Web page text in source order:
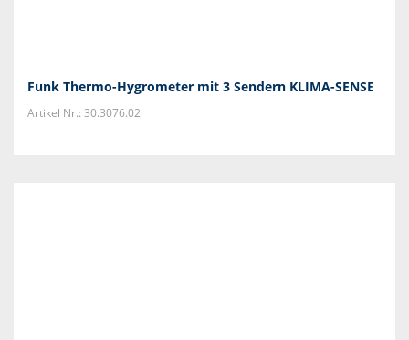
Funk Thermo-Hygrometer mit 3 Sendern KLIMA-SENSE
Artikel Nr.: 30.3076.02